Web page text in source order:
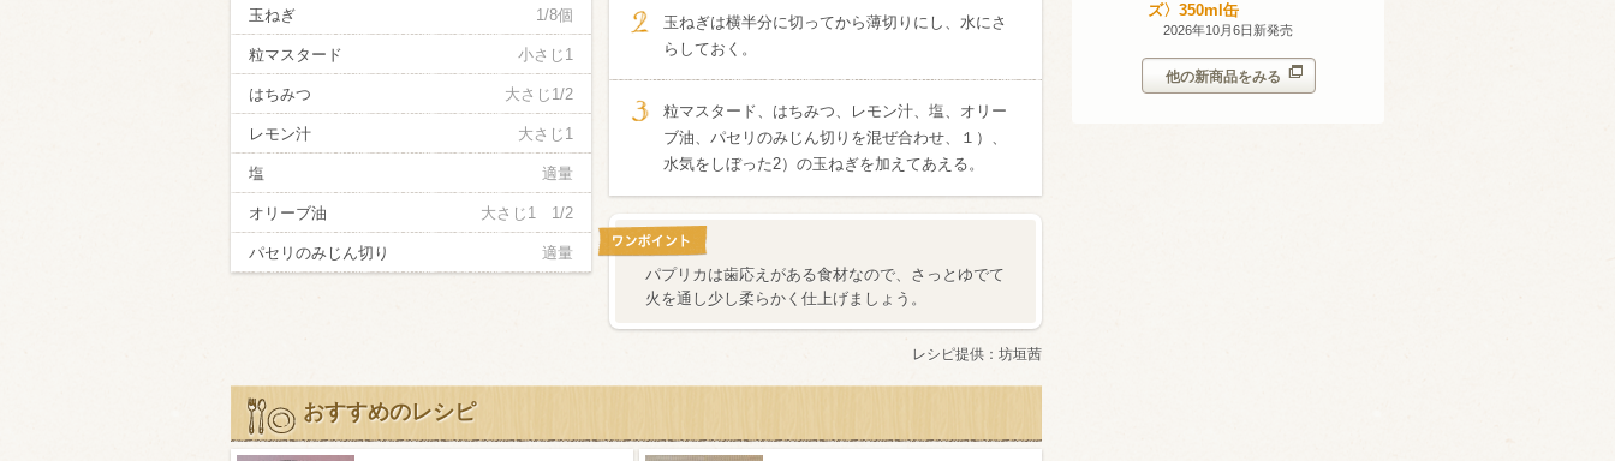
玉ねぎ 1/8個
粒マスタード 小さじ1
はちみつ 大さじ1/2
レモン汁 大さじ1
塩 適量
オリーブ油 大さじ1 1/2
パセリのみじん切り 適量
玉ねぎは横半分に切ってから薄切りにし、水にさ
らしておく。
粒マスタード、はちみつ、レモン汁、塩、オリー
ブ油、パセリのみじん切りを混ぜ合わせ、１）、
水気をしぼった2）の玉ねぎを加えてあえる。
パプリカは歯応えがある食材なので、さっとゆでて
火を通し少し柔らかく仕上げましょう。
レシピ提供： 坊垣茜
おすすめのレシピ
ズ〉350ml缶
2026年10月6日新発売
クリング 〈シークヮー
缶
他の新商品をみる